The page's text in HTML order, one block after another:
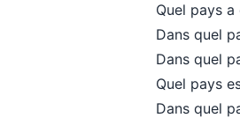
Quel pays
Dans quel
Dans quel
Quel pays
Dans quel